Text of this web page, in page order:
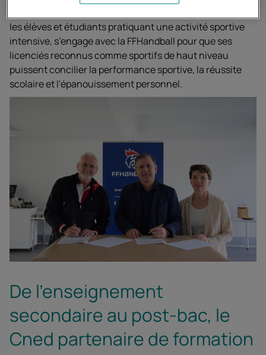
les élèves et étudiants pratiquant une activité sportive
intensive, s’engage avec la FFHandball pour que ses
licenciés reconnus comme sportifs de haut niveau
puissent concilier la performance sportive, la réussite
scolaire et l'épanouissement personnel.
De l’enseignement
secondaire au post-bac, le
Cned partenaire de formation